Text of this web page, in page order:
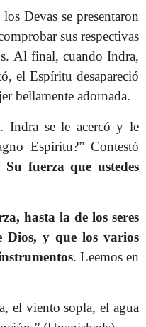
Devas se presentaron
sus respectivas
Al final, cuando Indra,
el Espíritu desapareció
bellamente adornada.
Indra se le acercó y le
Espíritu?” Contestó
fuerza que ustedes
hasta la de los seres
Dios, y que los varios
. Leemos en
el viento sopla, el agua